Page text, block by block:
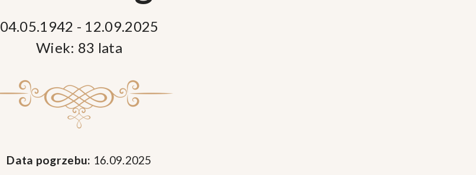
04.05.1942 - 12.09.2025
Wiek: 83 lata
Data pogrzebu: 16.09.2025